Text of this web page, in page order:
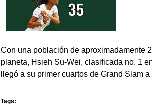
Con una población de aproximadamente
planeta, Hsieh Su-Wei, clasificada no. 1
llegó a su primer cuartos de Grand Slam
Tags: